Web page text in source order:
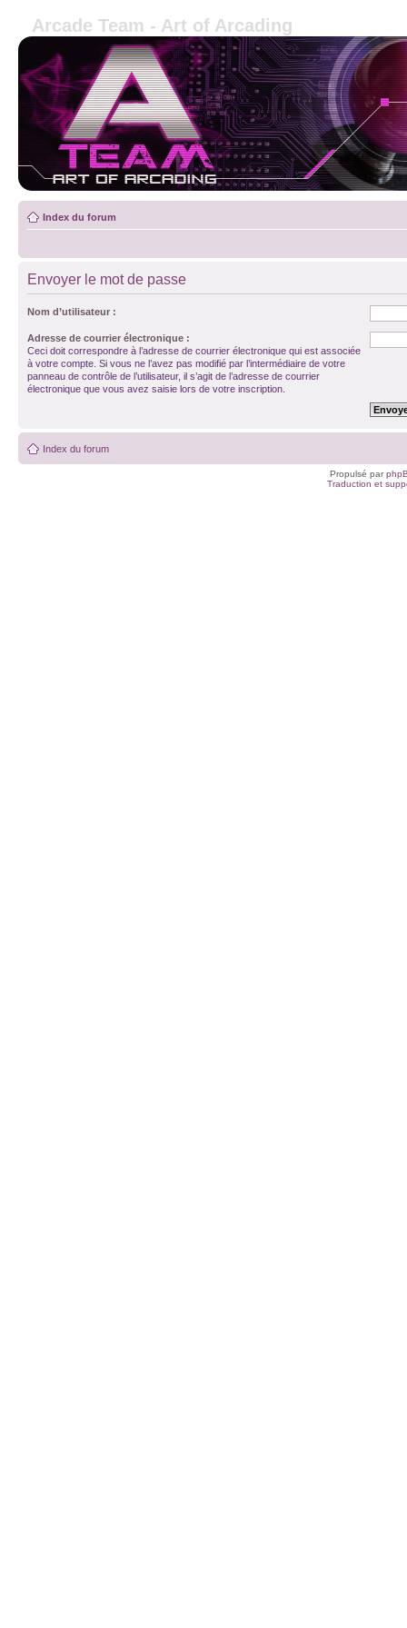
Arcade Team - Art of Arcading
Index du forum
Envoyer le mot de passe
Nom d’utilisateur :
Adresse de courrier électronique :
Ceci doit correspondre à l’adresse de courrier électronique qui est associée
à votre compte. Si vous ne l’avez pas modifié par l’intermédiaire de votre
panneau de contrôle de l’utilisateur, il s’agit de l’adresse de courrier
électronique que vous avez saisie lors de votre inscription.
Index du forum
Propulsé par
Traduction et